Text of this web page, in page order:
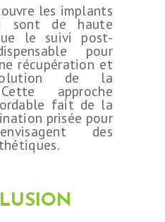
les implants
sont de haute
le suivi post-
pour
récupération et
de la
approche
fait de la
prisée pour
des